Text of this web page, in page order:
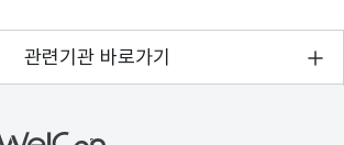
관련기관 바로가기